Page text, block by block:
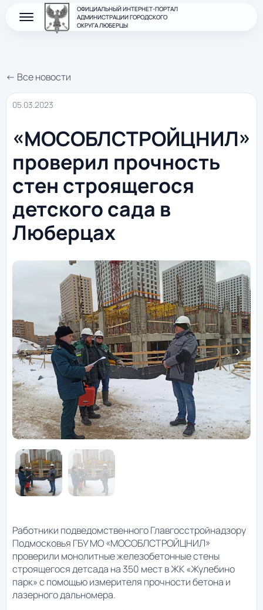
ОФИЦИАЛЬНЫЙ ИНТЕРНЕТ-ПОРТАЛ
АДМИНИСТРАЦИИ ГОРОДСКОГО
ОКРУГА ЛЮБЕРЦЫ
← Все новости
05.03.2023
«МОСОБЛСТРОЙЦНИЛ»
проверил прочность
стен строящегося
детского сада в
Люберцах
Работники подведомственного Главгосстройнадзору
Подмосковья ГБУ МО «МОСОБЛСТРОЙЦНИЛ»
проверили монолитные железобетонные стены
строящегося детсада на 350 мест в ЖК «Жулебино
парк» с помощью измерителя прочности бетона и
лазерного дальномера.